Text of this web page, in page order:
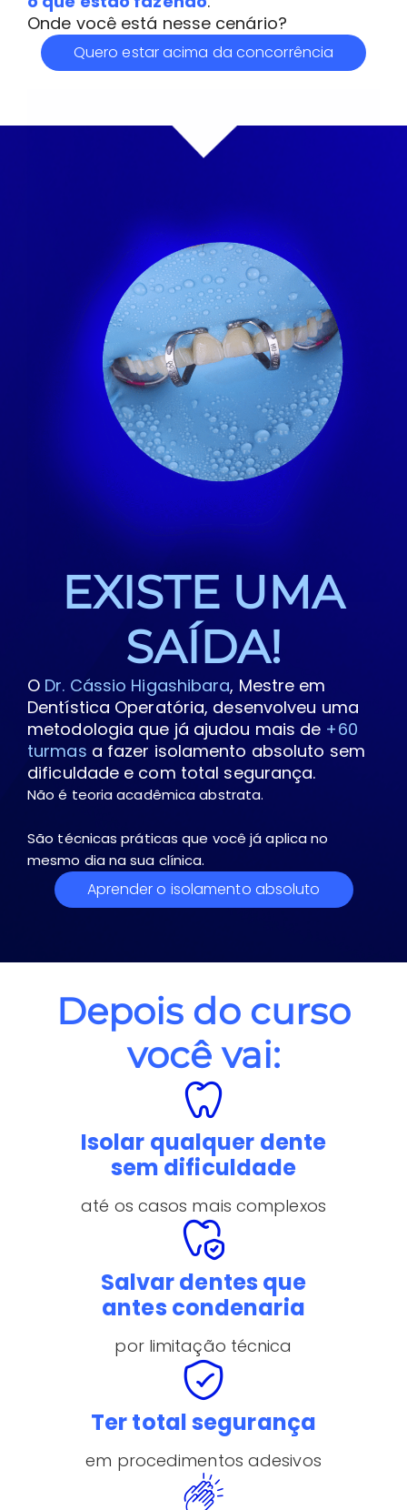
Onde você está nesse cenário?
Quero estar acima da concorrência
EXISTE UMA
SAÍDA!
O Dr. Cássio Higashibara, Mestre em
Dentística Operatória, desenvolveu uma
metodologia que já ajudou mais de +60
turmas a fazer isolamento absoluto sem
dificuldade e com total segurança.
Não é teoria acadêmica abstrata.
São técnicas práticas que você já aplica no
mesmo dia na sua clínica.
Aprender o isolamento absoluto
Depois do curso
você vai:
Isolar qualquer dente
sem dificuldade
até os casos mais complexos
Salvar dentes que
antes condenaria
por limitação técnica
Ter total segurança
em procedimentos adesivos